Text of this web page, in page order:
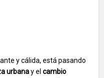
y cálida, está pasando
urbanay elcambio